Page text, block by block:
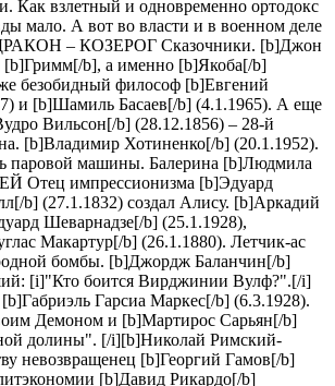
Как взлетный и одновременно ортодокс
мало. А вот во власти и в военном деле
ДРАКОН – КОЗЕРОГ Сказочники. [b]Джон
[b]Гримм[/b], а именно [b]Якоба[/b]
безобидный философ [b]Евгений
и [b]Шамиль Басаев[/b] (4.1.1965). А еще
Вильсон[/b] (28.12.1856) – 28-й
[b]Владимир Хотиненко[/b] (20.1.1952).
паровой машины. Балерина [b]Людмила
Отец импрессионизма [b]Эдуард
b] (27.1.1832) создал Алису. [b]Аркадий
Шеварнадзе[/b] (25.1.1928),
Макартур[/b] (26.1.1880). Летчик-ас
бомбы. [b]Джордж Баланчин[/b]
[i]"Кто боится Вирджинии Вулф?".[/i]
Гарсиа Маркес[/b] (6.3.1928).
Демоном и [b]Мартирос Сарьян[/b]
долины". [/i][b]Николай Римский-
невозвращенец [b]Георгий Гамов[/b]
[b]Давид Рикардо[/b]